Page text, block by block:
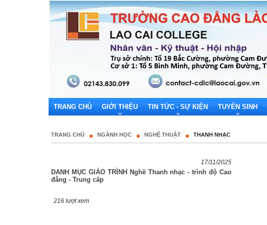
TRANG CHỦ GIỚI THIỆU TIN TỨC - SỰ KIỆN TUYỂN SINH
TRANG CHỦ NGÀNH HỌC NGHỆ THUẬT THANH NHẠC
17/11/2025
DANH MỤC GIÁO TRÌNH Nghề Thanh nhạc - trình độ Cao
đẳng - Trung cấp
216 lượt xem